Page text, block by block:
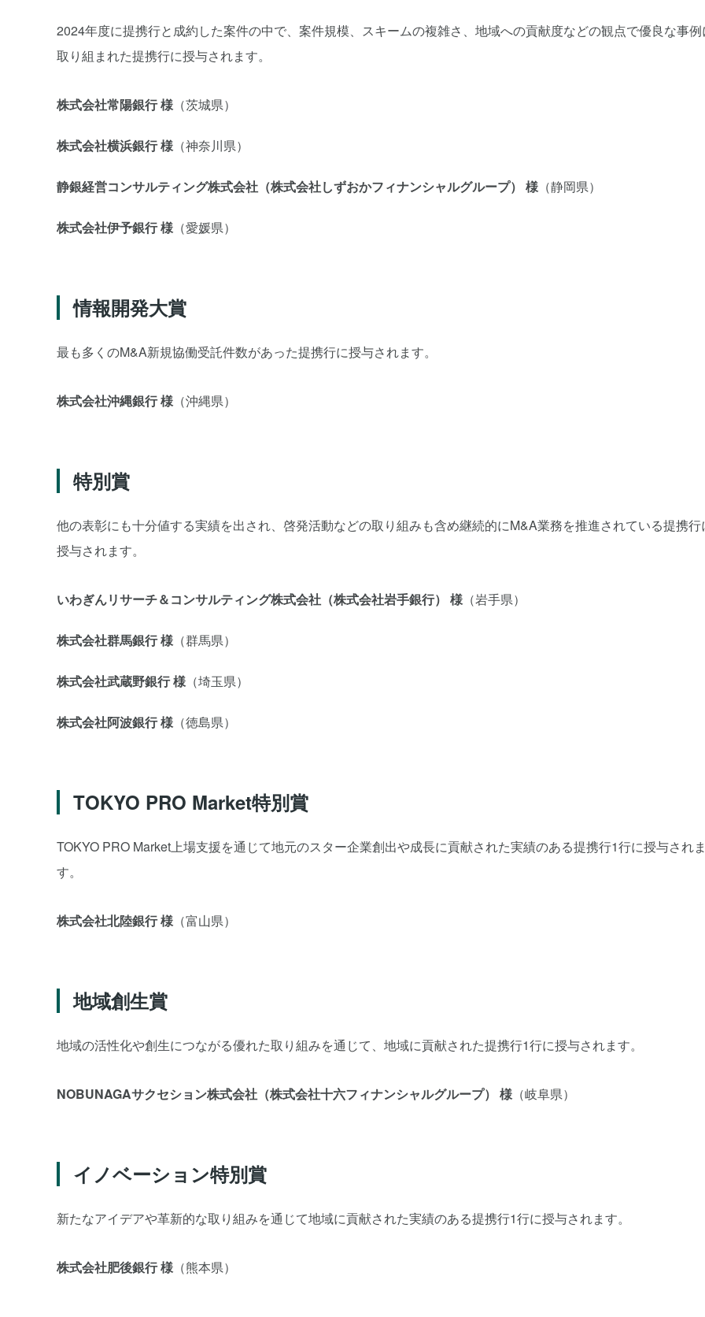
2024年度に提携行と成約した案件の中で、案件規模、スキームの複雑さ、地域への貢献度などの観点で優良な事例
取り組まれた提携行に授与されます。
株式会社常陽銀行 様 （茨城県）
株式会社横浜銀行 様 （神奈川県）
静銀経営コンサルティング株式会社（株式会社しずおかフィナンシャルグループ） 様 （静岡県）
株式会社伊予銀行 様 （愛媛県）
情報開発大賞
最も多くのM&A新規協働受託件数があった提携行に授与されます。
株式会社沖縄銀行 様 （沖縄県）
特別賞
他の表彰にも十分値する実績を出され、啓発活動などの取り組みも含め継続的にM&A業務を推進されている提携行
授与されます。
いわぎんリサーチ＆コンサルティング株式会社（株式会社岩手銀行） 様 （岩手県）
株式会社群馬銀行 様 （群馬県）
株式会社武蔵野銀行 様 （埼玉県）
株式会社阿波銀行 様 （徳島県）
TOKYO PRO Market特別賞
TOKYO PRO Market上場支援を通じて地元のスター企業創出や成長に貢献された実績のある提携行1行に授与され
す。
株式会社北陸銀行 様 （富山県）
地域創生賞
地域の活性化や創生につながる優れた取り組みを通じて、地域に貢献された提携行1行に授与されます。
NOBUNAGAサクセション株式会社（株式会社十六フィナンシャルグループ） 様 （岐阜県）
イノベーション特別賞
新たなアイデアや革新的な取り組みを通じて地域に貢献された実績のある提携行1行に授与されます。
株式会社肥後銀行 様 （熊本県）